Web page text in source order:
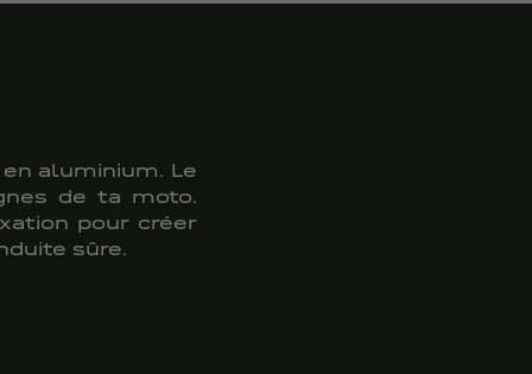
aluminium. Le
de ta moto.
pour créer
sûre.